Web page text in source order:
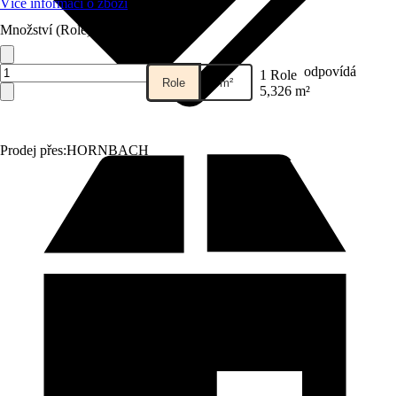
Prodej přes:HORNBACH
Více informací o zboží
Množství (Role)
Role m² 1 Role odpovídá
5,326 m²